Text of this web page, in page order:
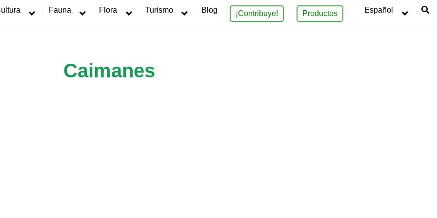
Fauna Flora Turismo Blog ¡Contribuye! Productos Español
Caimanes